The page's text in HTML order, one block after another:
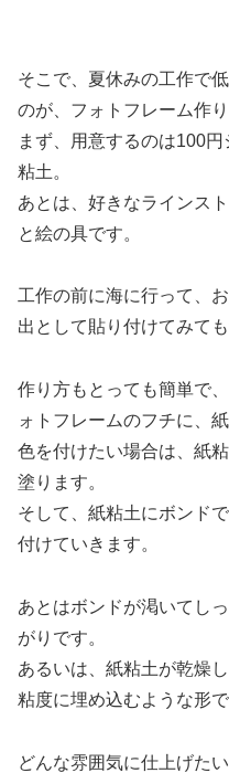
そこで、夏休みの工作で
のが、フォトフレーム作り
まず、用意するのは100
粘土。
あとは、好きなラインス
と絵の具です。
工作の前に海に行って、
出として貼り付けてみても
作り方もとっても簡単で
ォトフレームのフチに、
色を付けたい場合は、紙
塗ります。
そして、紙粘土にボンド
付けていきます。
あとはボンドが渇いてし
がりです。
あるいは、紙粘土が乾燥
粘度に埋め込むような形
どんな雰囲気に仕上げた